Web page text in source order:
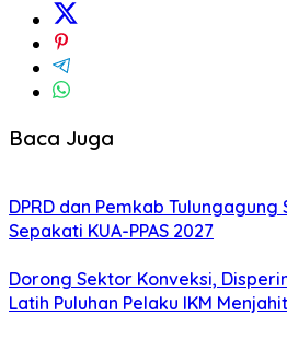
Baca Juga
DPRD dan Pemkab
Sepakati KUA-PPAS 2027
Dorong Sektor Konveksi,
Latih Puluhan Pelaku IKM